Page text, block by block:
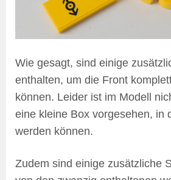
Wie gesagt, sind einige
enthalten, um die Front
können. Leider ist im Modell
eine kleine Box vorgesehen, in
werden können.
Zudem sind einige zusätzliche